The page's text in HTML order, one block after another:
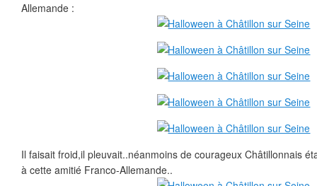
Allemande :
Il faisait froid,il pleuvait..néanmoins de courageux Châtillonnais
à cette amitié Franco-Allemande..